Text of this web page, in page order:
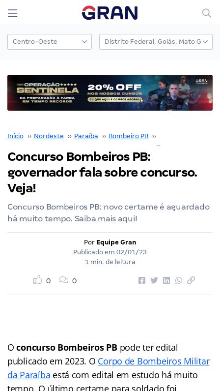
Início ›› Nordeste ›› Paraíba ›› Bombeiro PB ››
Concurso Bombeiros PB:
governador fala sobre concurso.
Veja!
Concurso Bombeiros PB: novo certame é aguardado
há muito tempo. Saiba mais aqui!
Por Equipe Gran
Publicado em 02/01/23
1 min. de leitura
0 0
O concurso Bombeiros PBpode ter edital
publicado em 2023. O Corpo de Bombeiros Militar
da Paraíba está com edital em estudo há muito
tempo. O último certame para soldado foi